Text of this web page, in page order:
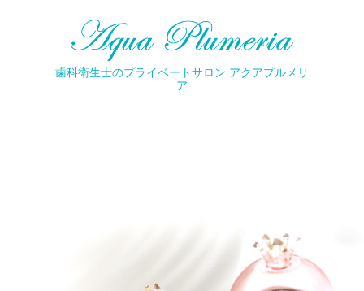
歯科衛生士のプライベートサロン アクアプルメリ
ア